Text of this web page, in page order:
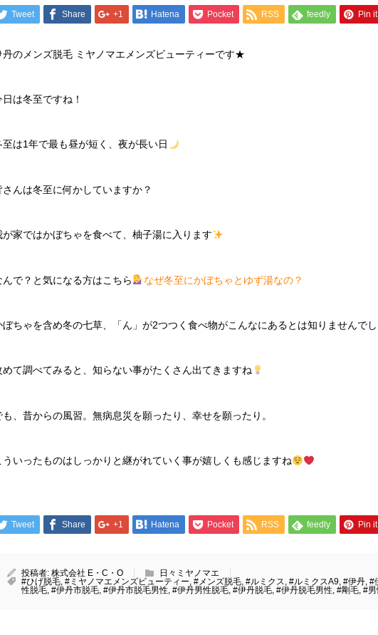
Tweet Share +1 Hatena Pocket RSS feedly Pin it
丹のメンズ脱毛 ミヤノマエメンズビューティーです★
日は冬至ですね！
至は1年で最も昼が短く、夜が長い日
さんは冬至に何かしていますか？
が家ではかぼちゃを食べて、柚子湯に入ります
んで？と気になる方はこちら なぜ冬至にかぼちゃとゆず湯なの？
ぼちゃを含め冬の七草、「ん」が2つつく食べ物がこんなにあるとは知りませんで
めて調べてみると、知らない事がたくさん出てきますね
も、昔からの風習。無病息災を願ったり、幸せを願ったり。
ういったものはしっかりと継がれていく事が嬉しくも感じますね
Tweet Share +1 Hatena Pocket RSS feedly Pin it
投稿者: 株式会社 E・C・O
日々ミヤノマエ
#ひげ脱毛, #ミヤノマエメンズビューティー, #メンズ脱毛, #ルミクス, #ルミクスA9, #伊丹, #
性脱毛, #伊丹市脱毛, #伊丹市脱毛男性, #伊丹男性脱毛, #伊丹脱毛, #伊丹脱毛男性, #剛毛, #